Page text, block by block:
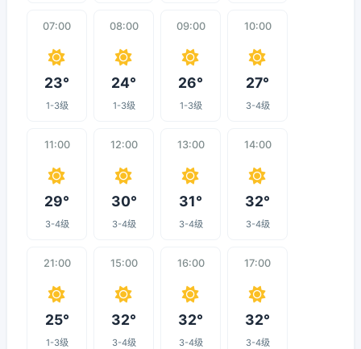
07:00
23°
1-3级
08:00
24°
1-3级
09:00
26°
1-3级
10:00
27°
3-4级
11:00
29°
3-4级
12:00
30°
3-4级
13:00
31°
3-4级
14:00
32°
3-4级
21:00
25°
1-3级
15:00
32°
3-4级
16:00
32°
3-4级
17:00
32°
3-4级